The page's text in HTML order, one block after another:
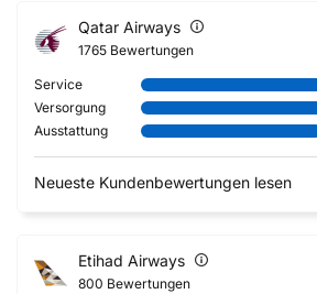
Qatar Airways
1765 Bewertungen
Service
Versorgung
Ausstattung
Neueste Kundenbewertungen lesen
Etihad Airways
800 Bewertungen